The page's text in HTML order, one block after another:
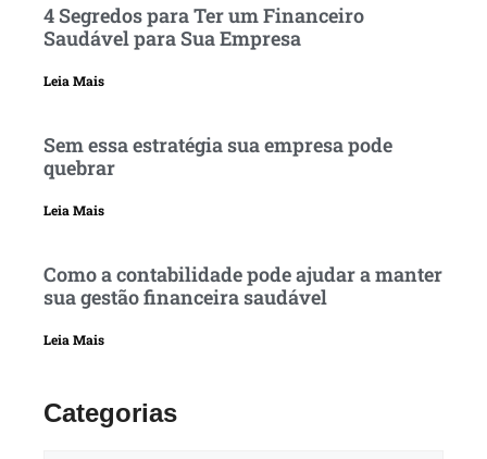
4 Segredos para Ter um Financeiro
Saudável para Sua Empresa
Leia Mais
Sem essa estratégia sua empresa pode
quebrar
Leia Mais
Como a contabilidade pode ajudar a manter
sua gestão financeira saudável
Leia Mais
Categorias